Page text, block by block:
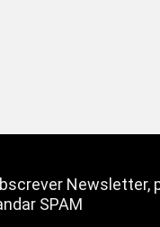
Newsletter,
SPAM